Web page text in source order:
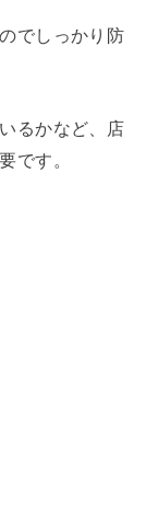
でしっかり防
るかなど、店
です。